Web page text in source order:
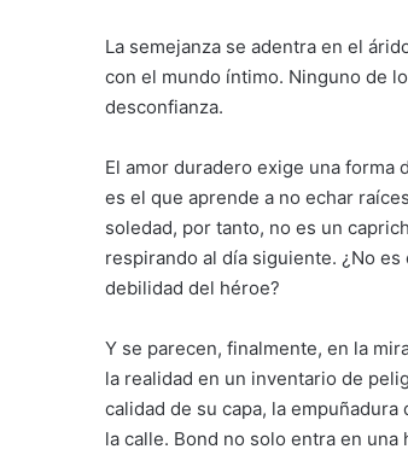
La semejanza se adentra en el
con el mundo íntimo. Ninguno de
desconfianza.
El amor duradero exige una forma
es el que aprende a no echar
soledad, por tanto, no es un
respirando al día siguiente. ¿No
debilidad del héroe?
Y se parecen, finalmente, en la
la realidad en un inventario de
calidad de su capa, la
la calle. Bond no solo entra en